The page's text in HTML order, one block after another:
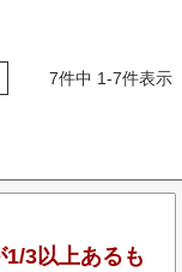
7件中 1-7件表示
1/3以上あるも